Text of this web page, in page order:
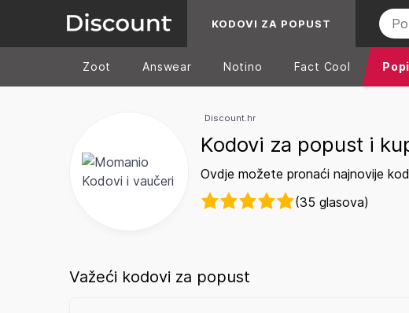
KODOVI ZA POPUST
Zoot Answear Notino Fact Cool
Discount.hr
Kodovi za popust i
Ovdje možete pronaći najnovije
(35 glasova)
Važeći kodovi za popust